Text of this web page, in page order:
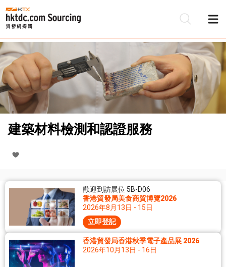
建築材料檢測和認證服務
歡迎到訪展位 5B-D06
香港貿發局美食商貿博覽2026
2026年8月13日 - 15日
立即登記
香港貿發局香港秋季電子產品展 2026
2026年10月13日 - 16日